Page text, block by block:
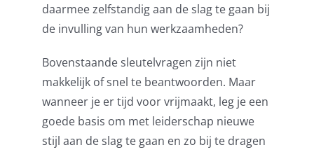
daarmee zelfstandig aan de slag te gaan bij
de invulling van hun werkzaamheden?
Bovenstaande sleutelvragen zijn niet
makkelijk of snel te beantwoorden. Maar
wanneer je er tijd voor vrijmaakt, leg je een
goede basis om met leiderschap nieuwe
stijl aan de slag te gaan en zo bij te dragen